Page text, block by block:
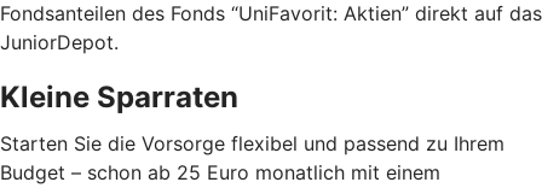
Fondsanteilen des Fonds “UniFavorit: Aktien” direkt auf das
JuniorDepot.
Kleine Sparraten
Starten Sie die Vorsorge flexibel und passend zu Ihrem
Budget – schon ab 25 Euro monatlich mit einem